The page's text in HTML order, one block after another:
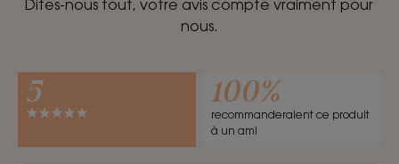
Dites-nous tout, votre avis compte vraiment pour
nous.
5 100%
recommanderaient ce produit
à un ami